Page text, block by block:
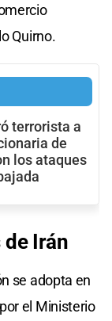
Quirno.
terrorista a
de
los ataques
Irán
se adopta en
el Ministerio